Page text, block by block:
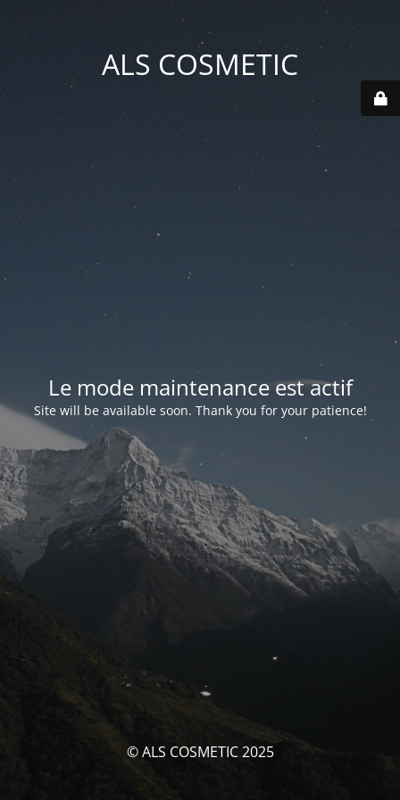
ALS COSMETIC
Le mode maintenance est actif
Site will be available soon. Thank you for your patience!
© ALS COSMETIC 2025